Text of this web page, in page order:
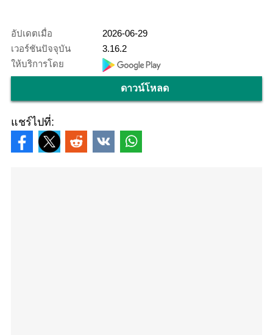
อัปเดตเมื่อ
2026-06-29
เวอร์ชันปัจจุบัน
3.16.2
ให้บริการโดย
ดาวน์โหลด
แชร์ไปที่: